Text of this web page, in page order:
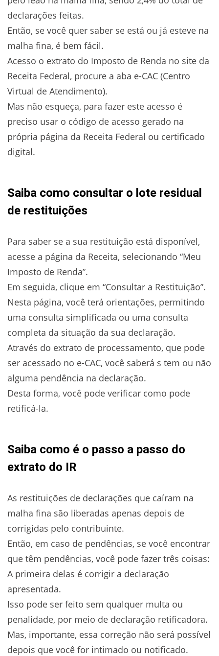
declarações feitas.
Então, se você quer saber se está ou já esteve na
malha fina, é bem fácil.
Acesso o extrato do Imposto de Renda no site da
Receita Federal, procure a aba e-CAC (Centro
Virtual de Atendimento).
Mas não esqueça, para fazer este acesso é
preciso usar o código de acesso gerado na
própria página da Receita Federal ou certificado
digital.
Saiba como consultar o lote residual
de restituições
Para saber se a sua restituição está disponível,
acesse a página da Receita, selecionando “Meu
Imposto de Renda”.
Em seguida, clique em “Consultar a Restituição”.
Nesta página, você terá orientações, permitindo
uma consulta simplificada ou uma consulta
completa da situação da sua declaração.
Através do extrato de processamento, que pode
ser acessado no e-CAC, você saberá s tem ou não
alguma pendência na declaração.
Desta forma, você pode verificar como pode
retificá-la.
Saiba como é o passo a passo do
extrato do IR
As restituições de declarações que caíram na
malha fina são liberadas apenas depois de
corrigidas pelo contribuinte.
Então, em caso de pendências, se você encontrar
que têm pendências, você pode fazer três coisas:
A primeira delas é corrigir a declaração
apresentada.
Isso pode ser feito sem qualquer multa ou
penalidade, por meio de declaração retificadora.
Mas, importante, essa correção não será possível
depois que você for intimado ou notificado.